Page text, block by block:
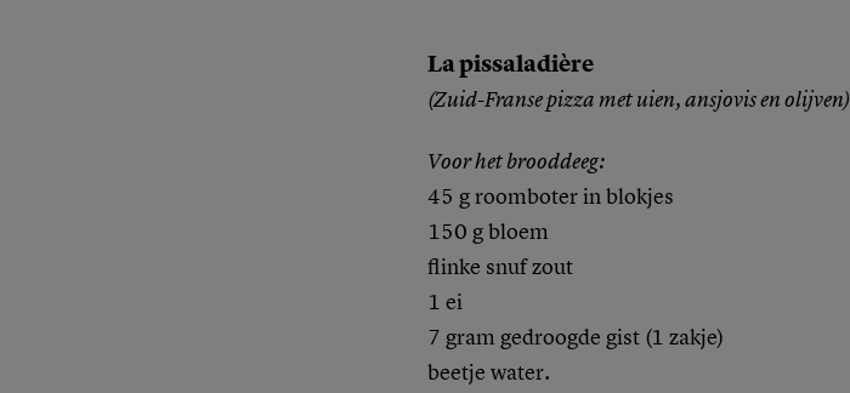
La pissaladière
(Zuid-Franse pizza met uien, ansjovis en olijven)
Voor het brooddeeg:
45 g roomboter in blokjes
150 g bloem
flinke snuf zout
1 ei
7 gram gedroogde gist (1 zakje)
beetje water.